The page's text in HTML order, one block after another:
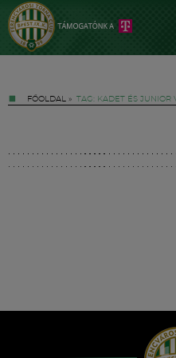
FŐOLDAL » TAG: KADET ÉS JUNIOR
Hírek